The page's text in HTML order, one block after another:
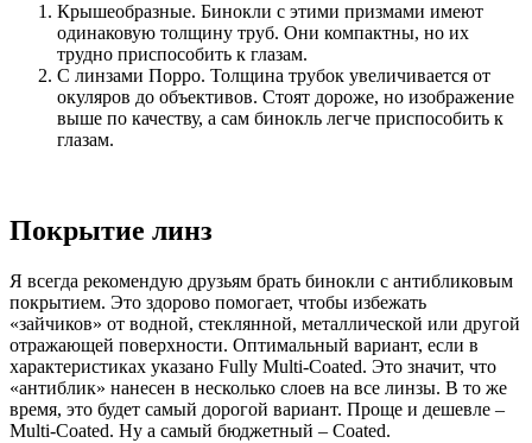
Крышеобразные. Бинокли с этими призмами имеют
одинаковую толщину труб. Они компактны, но их
трудно приспособить к глазам.
С линзами Порро. Толщина трубок увеличивается от
окуляров до объективов. Стоят дороже, но изображение
выше по качеству, а сам бинокль легче приспособить к
глазам.
Покрытие линз
Я всегда рекомендую друзьям брать бинокли с антибликовым
покрытием. Это здорово помогает, чтобы избежать
«зайчиков» от водной, стеклянной, металлической или другой
отражающей поверхности. Оптимальный вариант, если в
характеристиках указано Fully Multi-Coated. Это значит, что
«антиблик» нанесен в несколько слоев на все линзы. В то же
время, это будет самый дорогой вариант. Проще и дешевле –
Multi-Coated. Ну а самый бюджетный – Coated.